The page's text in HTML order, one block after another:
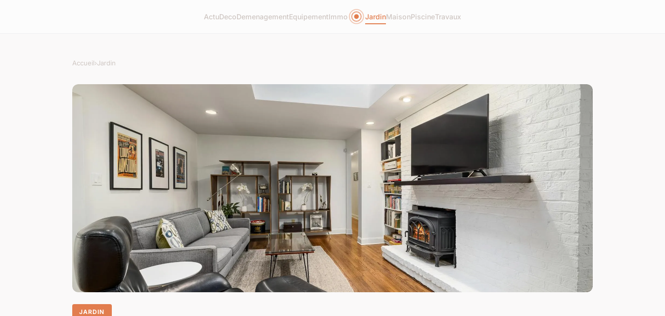
ActuDecoDemenagementEquipementImmo JardinMaisonPiscineTravaux
Accueil›Jardin
JARDIN